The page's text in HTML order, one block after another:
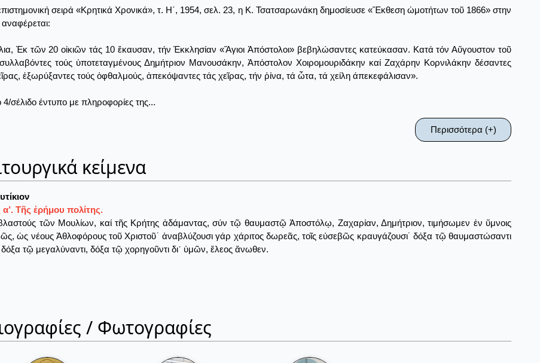
σειρά «Κρητικά Χρονικά», τ. Η΄, 1954, σελ. 23, η Κ. Τσατσαρωνάκη δημοσίευσε «Ἔκθεση ὠμοτήτων τοῦ 1866» στην
Ἐκ τῶν 20 οἰκιῶν τάς 10 ἔκαυσαν, τήν Ἐκκλησίαν «Ἅγιοι Ἀπόστολοι» βεβηλώσαντες κατεύκασαν. Κατά τόν Αὔγουστον τοῦ
τούς ὑποτεταγμένους Δημήτριον Μανουσάκην, Ἀπόστολον Χοιρομουριδάκην καί Ζαχάρην Κορνιλάκην δέσαντες
ἐξωρύξαντες τούς ὀφθαλμούς, ἀπεκόψαντες τάς χεῖρας, τήν ῥίνα, τά ὦτα, τά χείλη άπεκεφάλισαν».
4/σέλιδο έντυπο με πληροφορίες της...
Περισσότερα (+)
κείμενα
Τῆς ἐρήμου πολίτης.
τῶν Μουλίων, καί τῆς Κρήτης ἀδάμαντας, σύν τῷ θαυμαστῷ Ἀπoστόλῳ, Ζαχαρίαν, Δημήτριον, τιμήσωμεν ἐν ὕμνοις
ὡς νέους Ἀθλοφόρους τοῦ Χριστοῦ˙ ἀναβλύζουσι γάρ χάριτος δωρεᾶς, τοῖς εὐσεβῶς κραυγάζουσι˙ δόξα τῷ θαυμαστώσαντι
τῷ μεγαλύναντι, δόξα τῷ χορηγοῦντι δι᾽ ὑμῶν, ἔλεος ἄνωθεν.
/ Φωτογραφίες